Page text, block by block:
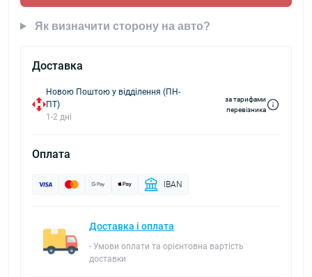
Як визначити сторону на авто?
Доставка
Новою Поштою у відділення (ПН-
ПТ)
1-2 дні
за тарифами
перевізника
Оплата
IBAN
Доставка і оплата
- Умови оплати та орієнтовна вартість
доставки